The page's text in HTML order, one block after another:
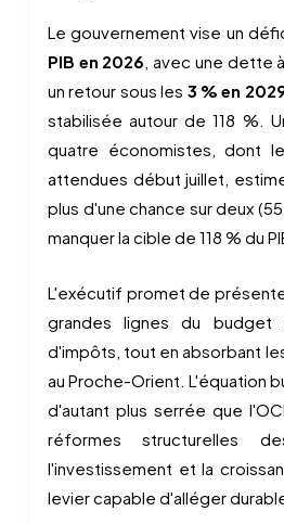
Le gouvernement vise un
PIB en 2026, avec une dette
un retour sous les 3 % en
stabilisée autour de 118 %.
quatre économistes, dont
attendues début juillet,
plus d'une chance sur deux
manquer la cible de 118 % du
L'exécutif promet de
grandes lignes du budget
d'impôts, tout en absorbant
au Proche-Orient. L'équation
d'autant plus serrée que
réformes structurelles
l'investissement et la
levier capable d'alléger